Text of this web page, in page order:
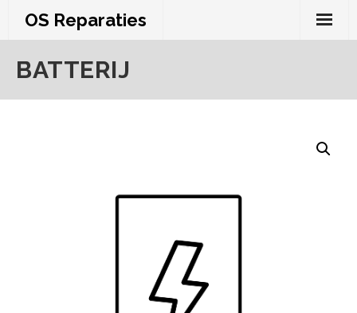
OS Reparaties
BATTERIJ